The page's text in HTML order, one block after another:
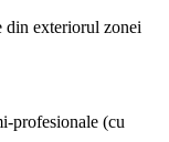
din exteriorul zonei
profesionale (cu